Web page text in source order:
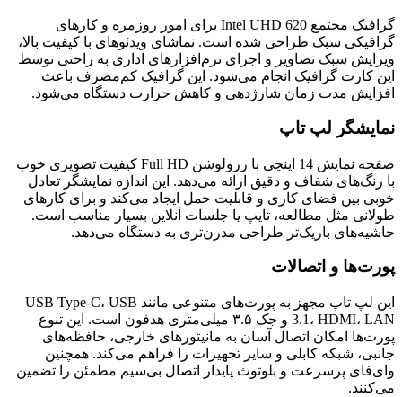
گرافیک مجتمع Intel UHD 620 برای امور روزمره و کارهای
گرافیکی سبک طراحی شده است. تماشای ویدئوهای با کیفیت بالا،
ویرایش سبک تصاویر و اجرای نرم‌افزارهای اداری به راحتی توسط
این کارت گرافیک انجام می‌شود. این گرافیک کم‌مصرف باعث
افزایش مدت زمان شارژدهی و کاهش حرارت دستگاه می‌شود.
نمایشگر لپ تاپ
صفحه نمایش 14 اینچی با رزولوشن Full HD کیفیت تصویری خوب
با رنگ‌های شفاف و دقیق ارائه می‌دهد. این اندازه نمایشگر تعادل
خوبی بین فضای کاری و قابلیت حمل ایجاد می‌کند و برای کارهای
طولانی مثل مطالعه، تایپ یا جلسات آنلاین بسیار مناسب است.
حاشیه‌های باریک‌تر طراحی مدرن‌تری به دستگاه می‌دهد.
پورت‌ها و اتصالات
این لپ تاپ مجهز به پورت‌های متنوعی مانند USB Type-C، USB
3.1، HDMI، LAN و جک ۳.۵ میلی‌متری هدفون است. این تنوع
پورت‌ها امکان اتصال آسان به مانیتورهای خارجی، حافظه‌های
جانبی، شبکه کابلی و سایر تجهیزات را فراهم می‌کند. همچنین
وای‌فای پرسرعت و بلوتوث پایدار اتصال بی‌سیم مطمئن را تضمین
می‌کنند.